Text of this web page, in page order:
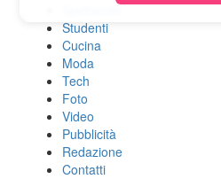
Spettacolo
Studenti
Cucina
Moda
Tech
Foto
Video
Pubblicità
Redazione
Contatti